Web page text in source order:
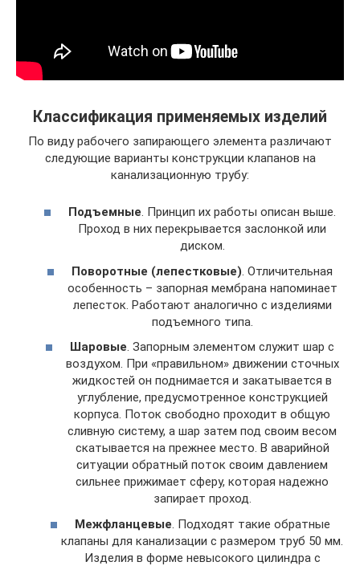
Классификация применяемых изделий
По виду рабочего запирающего элемента различают
следующие варианты конструкции клапанов на
канализационную трубу:
Подъемные. Принцип их работы описан выше.
Проход в них перекрывается заслонкой или
диском.
Поворотные (лепестковые). Отличительная
особенность – запорная мембрана напоминает
лепесток. Работают аналогично с изделиями
подъемного типа.
Шаровые. Запорным элементом служит шар с
воздухом. При «правильном» движении сточных
жидкостей он поднимается и закатывается в
углубление, предусмотренное конструкцией
корпуса. Поток свободно проходит в общую
сливную систему, а шар затем под своим весом
скатывается на прежнее место. В аварийной
ситуации обратный поток своим давлением
сильнее прижимает сферу, которая надежно
запирает проход.
Межфланцевые. Подходят такие обратные
клапаны для канализации с размером труб 50 мм.
Изделия в форме невысокого цилиндра с